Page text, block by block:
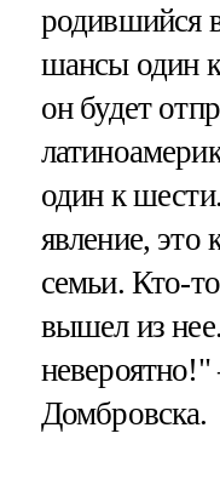
родившийся
шансы один
он будет
один к
явление, это
семьи. Кто-
вышел из
Домбровска.